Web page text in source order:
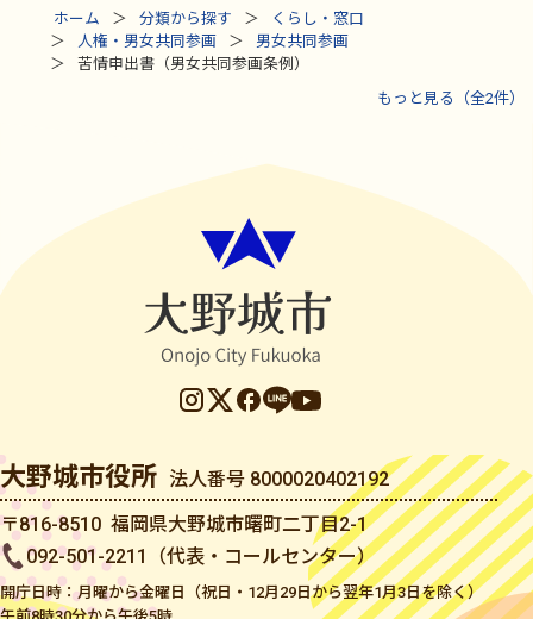
ホーム
分類から探す
くらし・窓口
人権・男女共同参画
男女共同参画
苦情申出書（男女共同参画条例）
もっと見る（全2件）
大野城市役所 法人番号 8000020402192
〒816-8510 福岡県大野城市曙町二丁目2-1
092-501-2211（代表・コールセンター）
開庁日時：月曜から金曜日（祝日・12月29日から翌年1月3日を除く）